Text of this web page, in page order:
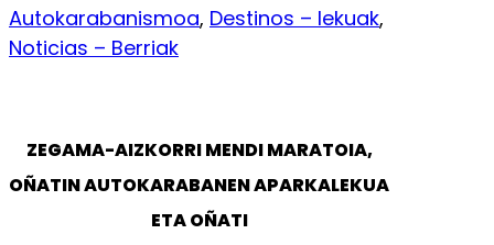
Autokarabanismoa, Destinos – lekuak
Noticias – Berriak
ZEGAMA-AIZKORRI MENDI MARATOIA,
OÑATIN AUTOKARABANEN APARKALEKUA
ETA OÑATI